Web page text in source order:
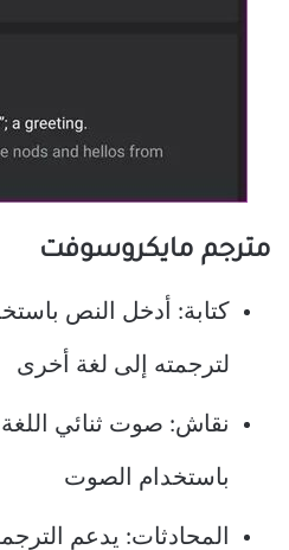
مترجم مايكروسوفت
كتابة: أدخل النص
لترجمته إلى لغة أخرى
نقاش: صوت ثنائي اللغة
باستخدام الصوت
المحادثات: يدعم